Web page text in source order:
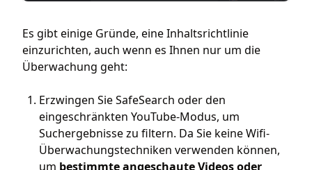
Es gibt einige Gründe, eine Inhaltsrichtlinie
einzurichten, auch wenn es Ihnen nur um die
Überwachung geht:
Erzwingen Sie SafeSearch oder den
eingeschränkten YouTube-Modus, um
Suchergebnisse zu filtern. Da Sie keine Wifi-
Überwachungstechniken verwenden können,
um bestimmte angeschaute Videos oder